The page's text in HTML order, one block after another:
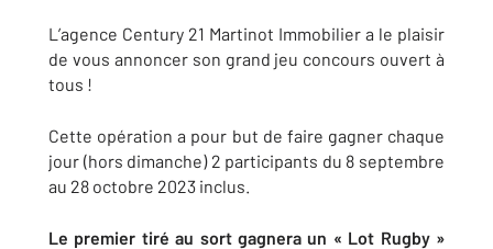
L’agence Century 21 Martinot Immobilier a le plaisir
de vous annoncer son grand jeu concours ouvert à
tous !
Cette opération a pour but de faire gagner chaque
jour (hors dimanche) 2 participants du 8 septembre
au 28 octobre 2023 inclus.
Le premier tiré au sort gagnera un « Lot Rugby »